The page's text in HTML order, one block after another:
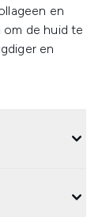
en
om de huid te
en